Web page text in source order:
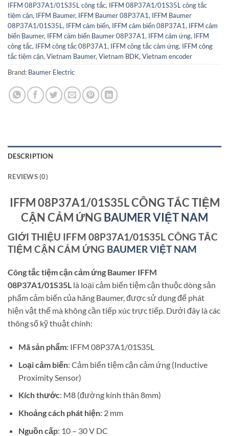
IFFM 08P37A1/01S35L công tắc, IFFM 08P37A1/01S35L công tắc
tiệm cận, IFFM Baumer, IFFM Baumer 08P37A1, IFFM Baumer
08P37A1/01S35L, IFFM cảm biến, IFFM cảm biến 08P37A1, IFFM cảm
biến Baumer, IFFM cảm biến Baumer 08P37A1, IFFM cảm ứng, IFFM
công tắc, IFFM công tắc 08P37A1, IFFM công tắc cảm ứng, IFFM công
tắc tiệm cận,Vietnam Baumer,Vietnam BDK,Vietnam encoder
Brand: Baumer Electric
DESCRIPTION
REVIEWS (0)
IFFM 08P37A1/01S35L CÔNG TẮC TIỆM
CẬN CẢM ỨNG BAUMER VIỆT NAM
GIỚI THIỆU IFFM 08P37A1/01S35L CÔNG TẮC
TIỆM CẬN CẢM ỨNG BAUMER VIỆT NAM
Công tắc tiệm cận cảm ứng Baumer IFFM
08P37A1/01S35L là loại cảm biến tiệm cận thuộc dòng sản
phẩm cảm biến của hãng Baumer, được sử dụng để phát
hiện vật thể mà không cần tiếp xúc trực tiếp. Dưới đây là các
thông số kỹ thuật chính:
Mã sản phẩm: IFFM 08P37A1/01S35L
Loại cảm biến: Cảm biến tiệm cận cảm ứng (Inductive
Proximity Sensor)
Kích thước: M8 (đường kính thân 8mm)
Khoảng cách phát hiện: 2 mm
Nguồn cấp: 10 – 30 V DC